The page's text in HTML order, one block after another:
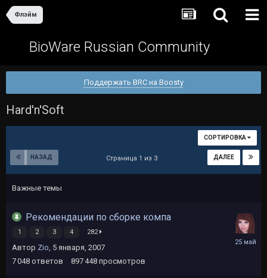
Флэйм
BioWare Russian Community
Поддержать BRC на Boosty
Hard'n'Soft
СОРТИРОВКА
НАЗАД ДАЛЕЕ
Страница 1 из 3
Важные темы
Рекомендации по сборке компа
1 2 3 4 282
Автор Zio, 5 января, 2007
7 048 ответов 897 448 просмотров
25